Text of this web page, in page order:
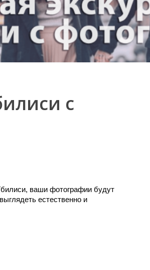
с
ваши фотографии будут
естественно и